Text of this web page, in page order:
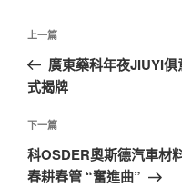
文
導
覽
上
一
篇
章
上一篇
廣東藥科年夜JIUYI
式揭牌
下
一
篇
下一篇
科OSDER奧斯德汽車材
春耕春管 “奮進曲”